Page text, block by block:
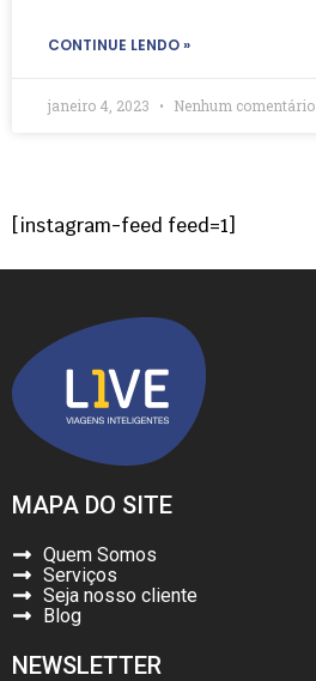
CONTINUE LENDO »
janeiro 4, 2023 Nenhum comentário
[instagram-feed feed=1]
MAPA DO SITE
Quem Somos
Serviços
Seja nosso cliente
Blog
NEWSLETTER